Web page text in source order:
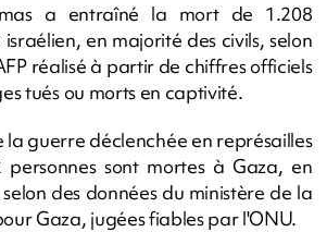
a entraîné la mort de 1.208
en majorité des civils, selon
réalisé à partir de chiffres officiels
tués ou morts en captivité.
la guerre déclenchée en représailles
sont mortes à Gaza, en
des données du ministère de la
Gaza, jugées fiables par l'ONU.